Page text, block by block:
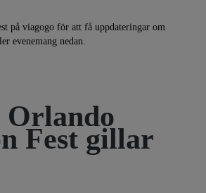
på viagogo för att få uppdateringar om
evenemang nedan.
Fest gillar